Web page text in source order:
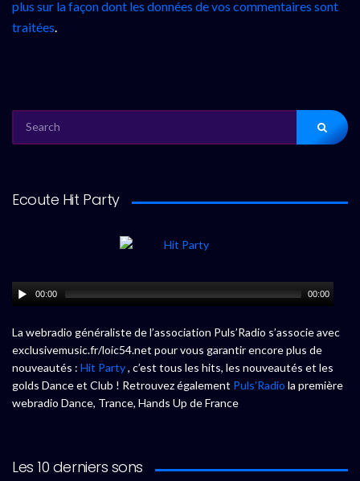
plus sur la façon dont les données de vos commentaires sont
traitées.
FOR:
Ecoute Hit Party
00:00 00:00
La webradio généraliste de l’association Puls’Radio s’associe avec
exclusivemusic.fr/loic54.net pour vous garantir encore plus de
nouveautés : Hit Party, c’est tous les hits, les nouveautés et les
golds Dance et Club ! Retrouvez également Puls’Radio la première
webradio Dance, Trance, Hands Up de France
Les 10 derniers sons